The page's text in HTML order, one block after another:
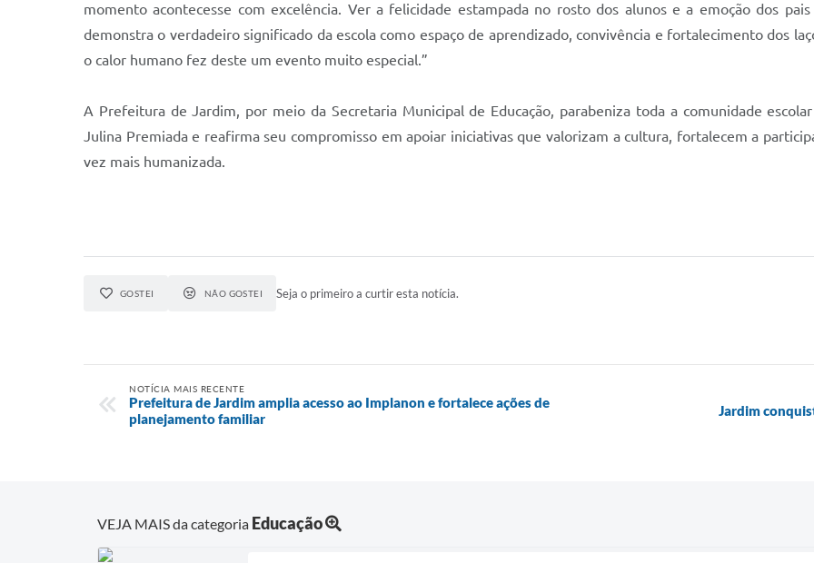
momento acontecesse com excelência. Ver a felicidade estampada no rosto dos alunos e a emoção dos
demonstra o verdadeiro significado da escola como espaço de aprendizado, convivência e fortalecimento dos
o calor humano fez deste um evento muito especial.”
A Prefeitura de Jardim, por meio da Secretaria Municipal de Educação, parabeniza toda a comunidade
Julina Premiada e reafirma seu compromisso em apoiar iniciativas que valorizam a cultura, fortalecem a
vez mais humanizada.
GOSTEI NÃO GOSTEI Seja o primeiro a curtir esta notícia.
NOTÍCIA MAIS RECENTE
Prefeitura de Jardim amplia acesso ao Implanon e fortalece ações de
planejamento familiar
Jardim
VEJA MAIS da categoria Educação